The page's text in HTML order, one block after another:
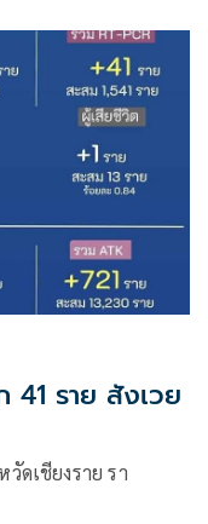
41 ราย สังเวย
ดเชียงราย รา